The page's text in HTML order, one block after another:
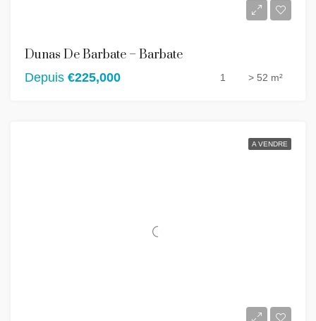
Dunas De Barbate – Barbate
Depuis €225,000 1 > 52 m²
A VENDRE